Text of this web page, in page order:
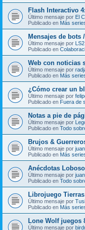
Flash Interactivo
Último mensaje por El
Publicado en Más
Mensajes de bots
Último mensaje por LS2
Publicado en
Web con noticias
Último mensaje por
Publicado en Más
¿Cómo crear un
Último mensaje por
Publicado en Fuera de
Notas a pie de
Último mensaje por
Publicado en Todo
Brujos &
Último mensaje por
Publicado en Más
Anécdotas
Último mensaje por
Publicado en Todo
Librojuego
Último mensaje por
Publicado en Más
Lone Wolf juegos
Último mensaje por